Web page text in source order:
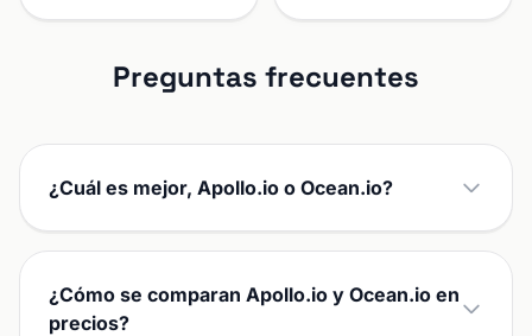
Preguntas frecuentes
¿Cuál es mejor, Apollo.io o Ocean.io?
¿Cómo se comparan Apollo.io y Ocean.io en
precios?